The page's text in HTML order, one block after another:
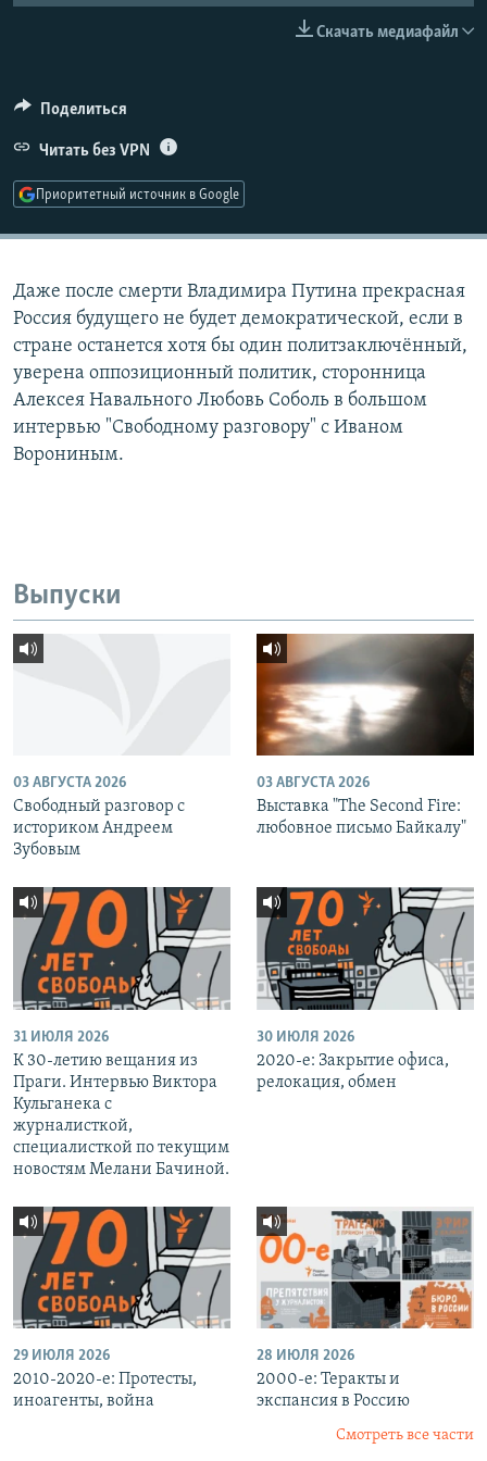
СОЦИАЛЬНЫЕ СЕТИ
Скачать медиафайл
Поделиться
Читать без VPN
Приоритетный источник в Google
Даже после смерти Владимира Путина прекрасная
Россия будущего не будет демократической, если в
стране останется хотя бы один политзаключённый,
уверена оппозиционный политик, сторонница
Алексея Навального Любовь Соболь в большом
интервью "Свободному разговору" с Иваном
Ворониным.
Выпуски
03 АВГУСТА 2026
Свободный разговор с
историком Андреем
Зубовым
03 АВГУСТА 2026
Выставка "The Second Fire:
любовное письмо Байкалу"
31 ИЮЛЯ 2026
К 30-летию вещания из
Праги. Интервью Виктора
Кульганека с
журналисткой,
специалисткой по текущим
новостям Мелани Бачиной.
30 ИЮЛЯ 2026
2020-е: Закрытие офиса,
релокация, обмен
29 ИЮЛЯ 2026
2010-2020-е: Протесты,
иноагенты, война
28 ИЮЛЯ 2026
2000-е: Теракты и
экспансия в Россию
Смотреть все части